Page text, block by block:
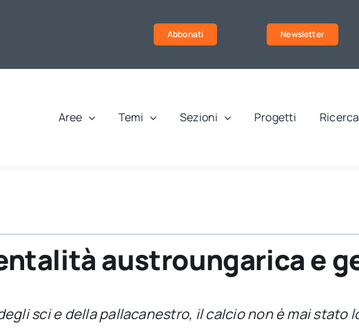
Abbonati Newsletter
Aree Temi Sezioni Progetti
austroungarica e
sci e della pallacanestro, il calcio non è mai stato